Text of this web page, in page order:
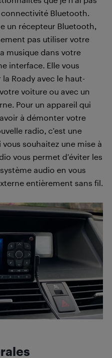
Bluetooth.
un récepteur Bluetooth,
pas utiliser votre
musique dans votre
interface. Elle vous
Roady avec le haut-
voiture ou avec un
Pour un appareil qui
à démonter votre
radio, c’est une
souhaitez une mise à
vous permet d’éviter les
audio en vous
entièrement sans fil.